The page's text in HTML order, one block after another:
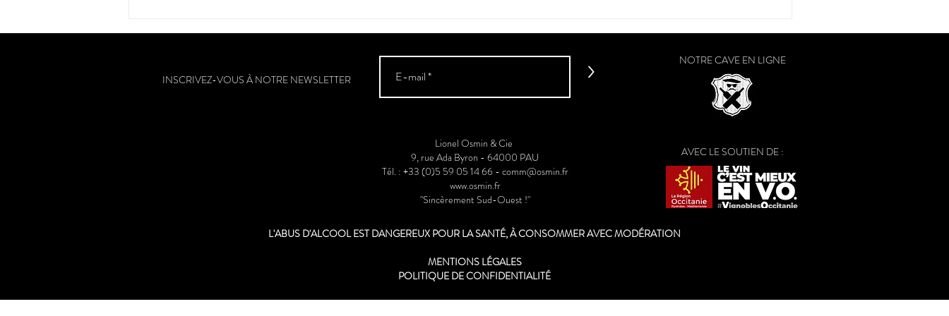
INSCRIVEZ-VOUS À NOTRE NEWSLETTER >
Lionel Osmin & Cie
9, rue Ada Byron - 64000 PAU
Tél. : +33 (0)5 59 05 14 66 - comm@osmin.fr
www.osmin.fr
"Sincèrement Sud-Ouest !"
NOTRE CAVE EN LIGNE
AVEC LE SOUTIEN DE :
L'ABUS D'ALCOOL EST DANGEREUX POUR LA SANTÉ, À CONSOMMER AVEC MODÉRATION
MENTIONS LÉGALES
POLITIQUE DE CONFIDENTIALITÉ